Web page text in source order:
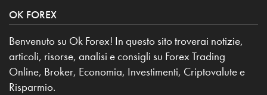
OK FOREX
Benvenuto su Ok Forex! In questo sito troverai notizie,
articoli, risorse, analisi e consigli su Forex Trading
Online, Broker, Economia, Investimenti, Criptovalute e
Risparmio.